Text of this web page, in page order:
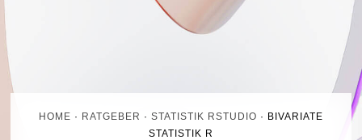
HOME · RATGEBER · STATISTIK RSTUDIO · BIVARIATE
STATISTIK R